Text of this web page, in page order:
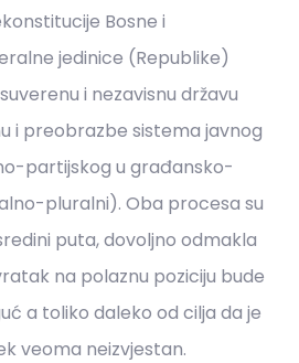
Bosne i
jedinice (Republike)
i nezavisnu državu
i preobrazbe sistema javnog
partijskog u građansko-
pluralni). Oba procesa su
puta, dovoljno odmakla
na polaznu poziciju bude
a toliko daleko od cilja da je
veoma neizvjestan.